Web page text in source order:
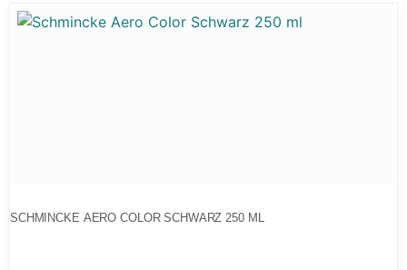
SCHMINCKE AERO COLOR SCHWARZ 250 ML